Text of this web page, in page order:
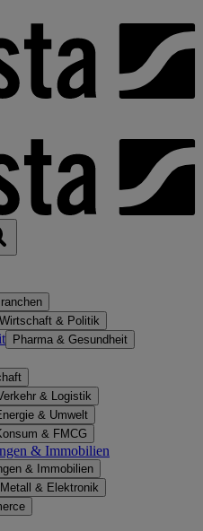
Wirtschaft & Politik
Pharma & Gesundheit
& Logistik
& Umwelt
& FMCG
& Immobilien
& Immobilien
Metall & Elektronik